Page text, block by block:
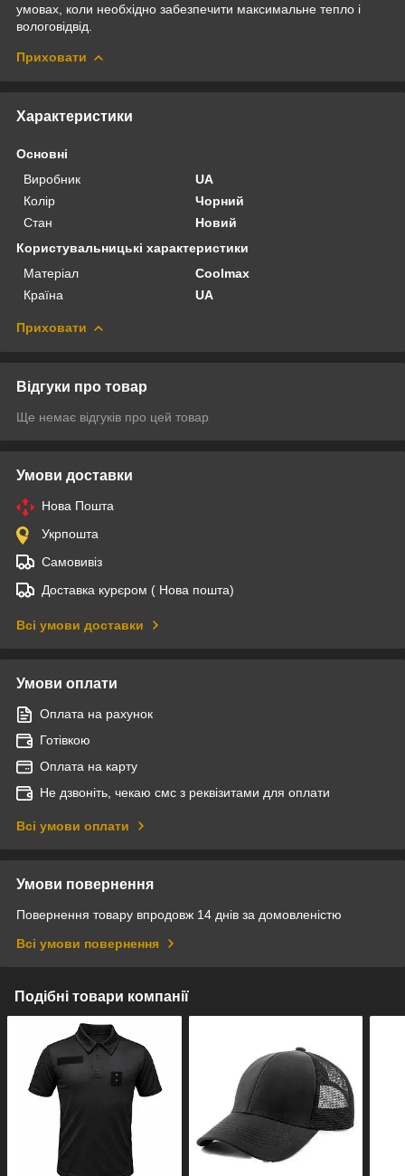
умовах, коли необхідно забезпечити максимальне тепло і
вологовідвід.
Приховати
Характеристики
Основні
Виробник
UA
Колір
Чорний
Стан
Новий
Користувальницькі характеристики
Матеріал
Coolmax
Країна
UA
Приховати
Відгуки про товар
Ще немає відгуків про цей товар
Умови доставки
Нова Пошта
Укрпошта
Самовивіз
Доставка курєром ( Нова пошта)
Всі умови доставки
Умови оплати
Оплата на рахунок
Готівкою
Оплата на карту
Не дзвоніть, чекаю смс з реквізитами для оплати
Всі умови оплати
Умови повернення
Повернення товару впродовж 14 днів за домовленістю
Всі умови повернення
Подібні товари компанії